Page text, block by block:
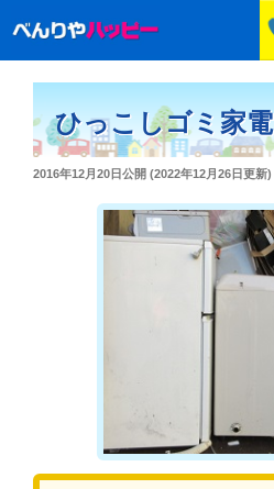
ひっこしゴミ家電
投
2016年12月20日公開 (2022年12月26日更新)